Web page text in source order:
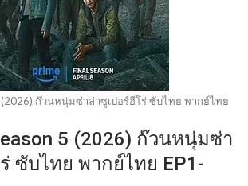
(2026) ก๊วนหนุ่มซ่าล่าซูเปอร์ฮีโร่ ซับไทย พากย์ไทย
5 (2026) ก๊วนหนุ่มซ่า
ซับไทย พากย์ไทย EP1-